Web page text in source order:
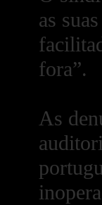
as
fora”.
As